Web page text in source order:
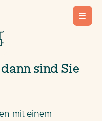
sind Sie
mit einem